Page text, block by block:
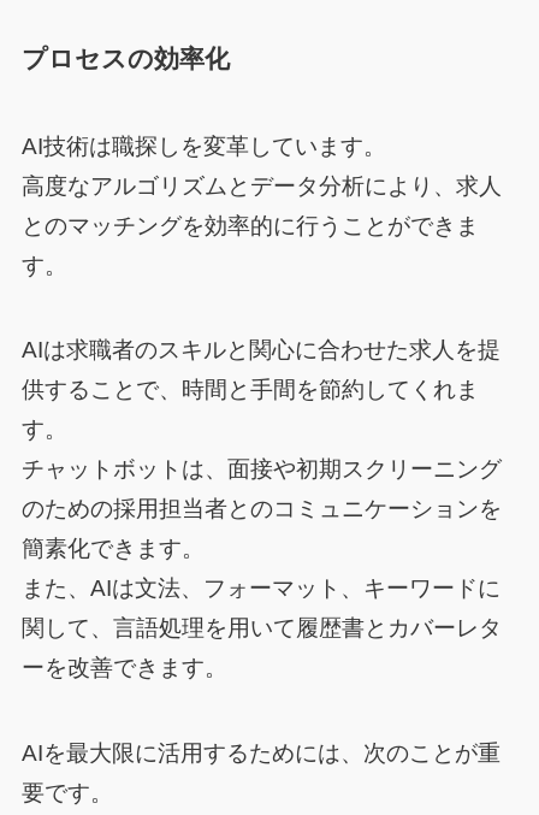
プロセスの効率化
AI技術は職探しを変革しています。
高度なアルゴリズムとデータ分析により、求人
とのマッチングを効率的に行うことができま
す。
AIは求職者のスキルと関心に合わせた求人を提
供することで、時間と手間を節約してくれま
す。
チャットボットは、面接や初期スクリーニング
のための採用担当者とのコミュニケーションを
簡素化できます。
また、AIは文法、フォーマット、キーワードに
関して、言語処理を用いて履歴書とカバーレタ
ーを改善できます。
AIを最大限に活用するためには、次のことが重
要です。